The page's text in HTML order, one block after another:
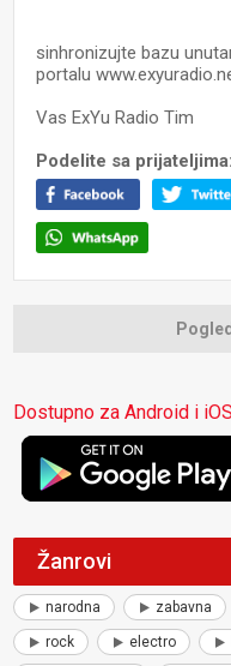
sinhronizujte bazu
portalu
Vas ExYu Radio Tim
Podelite sa prijateljima:
Dostupno za Android i
Žanrovi
narodna zabavna
rock electro